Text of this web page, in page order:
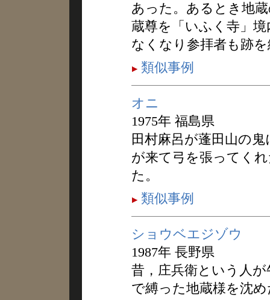
あった。あるとき地
蔵尊を「いふく寺」
なくなり参拝者も跡
類似事例
オニ
1975年 福島県
田村麻呂が蓬田山の
が来て弓を張ってく
た。
類似事例
ショウベエジゾウ
1987年 長野県
昔，庄兵衛という人
で縛った地蔵様を沈